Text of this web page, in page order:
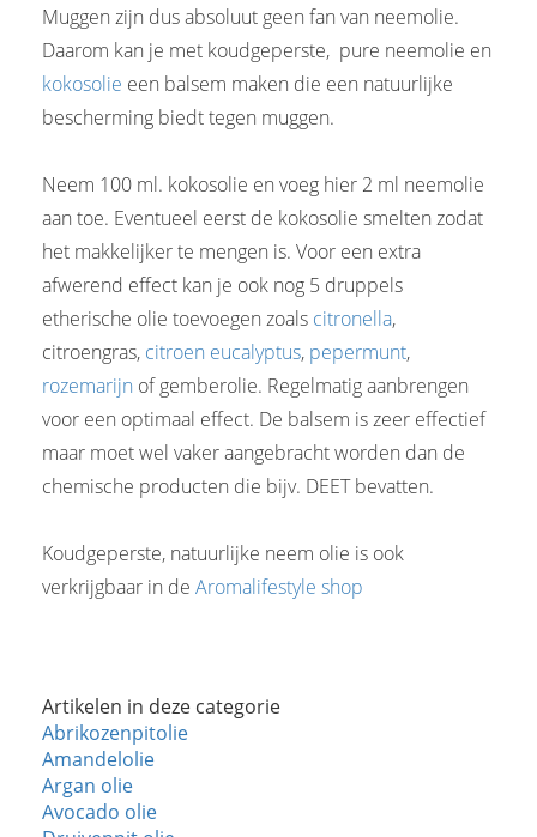
Muggen zijn dus absoluut geen fan van neemolie.
Daarom kan je met koudgeperste, pure neemolie en
kokosolie een balsem maken die een natuurlijke
bescherming biedt tegen muggen.
Neem 100 ml. kokosolie en voeg hier 2 ml neemolie
aan toe. Eventueel eerst de kokosolie smelten zodat
het makkelijker te mengen is. Voor een extra
afwerend effect kan je ook nog 5 druppels
etherische olie toevoegen zoals citronella,
citroengras, citroen eucalyptus, pepermunt,
rozemarijn of gemberolie. Regelmatig aanbrengen
voor een optimaal effect. De balsem is zeer effectief
maar moet wel vaker aangebracht worden dan de
chemische producten die bijv. DEET bevatten.
Koudgeperste, natuurlijke neem olie is ook
verkrijgbaar in de Aromalifestyle shop
Artikelen in deze categorie
Abrikozenpitolie
Amandelolie
Argan olie
Avocado olie